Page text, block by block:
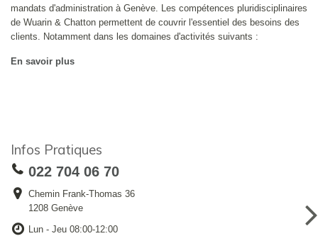
mandats d'administration à Genève. Les compétences pluridisciplinaires
de Wuarin & Chatton permettent de couvrir l'essentiel des besoins des
clients. Notamment dans les domaines d'activités suivants :
En savoir plus
Infos Pratiques
022 704 06 70
Chemin Frank-Thomas 36
1208 Genève
Lun - Jeu 08:00-12:00